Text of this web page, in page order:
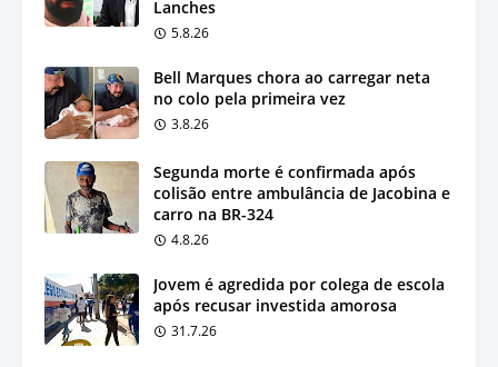
Lanches
5.8.26
Bell Marques chora ao carregar neta
no colo pela primeira vez
3.8.26
Segunda morte é confirmada após
colisão entre ambulância de Jacobina e
carro na BR-324
4.8.26
Jovem é agredida por colega de escola
após recusar investida amorosa
31.7.26